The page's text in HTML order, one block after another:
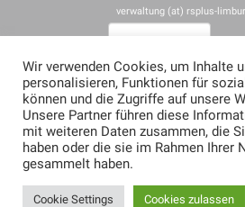
verwaltung (at) rsplus-
Impressum
Allgemeine Nutzungsbedingungen für
Erklärung zum Datenschutz (Privacy
Wir verwenden Cookies, um Inhalte
personalisieren, Funktionen für
können und die Zugriffe auf unsere
Unsere Partner führen diese
mit weiteren Daten zusammen, die
haben oder die sie im Rahmen Ihrer
gesammelt haben.
Cookie Settings Cookies zulassen